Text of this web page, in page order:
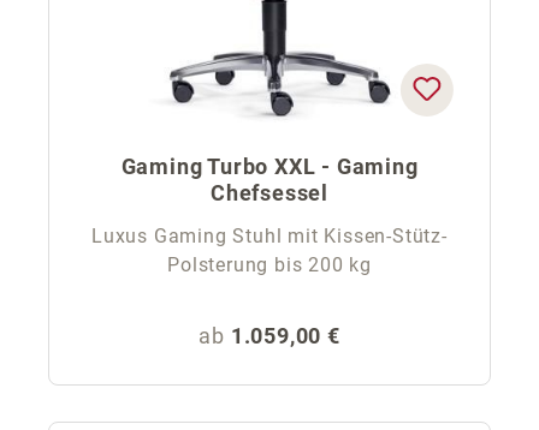
Gaming Turbo XXL - Gaming
Chefsessel
Luxus Gaming Stuhl mit Kissen-Stütz-
Polsterung bis 200 kg
Regulärer Preis:
ab 1.059,00 €